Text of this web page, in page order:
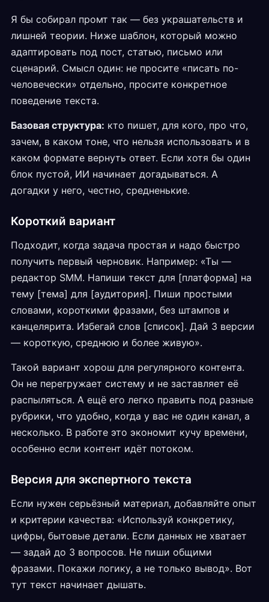
Я бы собирал промт так — без украшательств и
лишней теории. Ниже шаблон, который можно
адаптировать под пост, статью, письмо или
сценарий. Смысл один: не просите «писать по-
человечески» отдельно, просите конкретное
поведение текста.
Базовая структура: кто пишет, для кого, про что,
зачем, в каком тоне, что нельзя использовать и в
каком формате вернуть ответ. Если хотя бы один
блок пустой, ИИ начинает догадываться. А
догадки у него, честно, средненькие.
Короткий вариант
Подходит, когда задача простая и надо быстро
получить первый черновик. Например: «Ты —
редактор SMM. Напиши текст для [платформа] на
тему [тема] для [аудитория]. Пиши простыми
словами, короткими фразами, без штампов и
канцелярита. Избегай слов [список]. Дай 3 версии
— короткую, среднюю и более живую».
Такой вариант хорош для регулярного контента.
Он не перегружает систему и не заставляет её
распыляться. А ещё его легко править под разные
рубрики, что удобно, когда у вас не один канал, а
несколько. В работе это экономит кучу времени,
особенно если контент идёт потоком.
Версия для экспертного текста
Если нужен серьёзный материал, добавляйте опыт
и критерии качества: «Используй конкретику,
цифры, бытовые детали. Если данных не хватает
— задай до 3 вопросов. Не пиши общими
фразами. Покажи логику, а не только вывод». Вот
тут текст начинает дышать.